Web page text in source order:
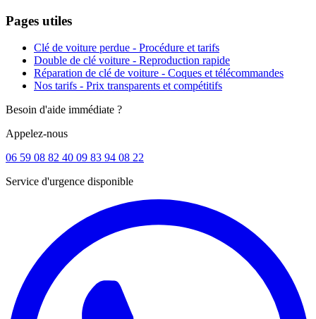
Pages utiles
Clé de voiture perdue - Procédure et tarifs
Double de clé voiture - Reproduction rapide
Réparation de clé de voiture - Coques et télécommandes
Nos tarifs - Prix transparents et compétitifs
Besoin d'aide immédiate ?
Appelez-nous
06 59 08 82 40 09 83 94 08 22
Service d'urgence disponible